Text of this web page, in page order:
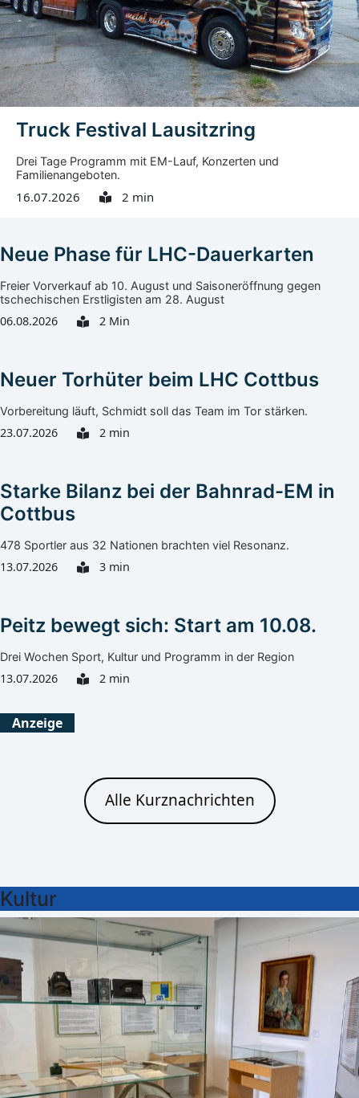
Reanimationspuppe kann die Herz-Druck-Massage
geübt oder aufgefrischt werden. Für Kinder gibt es ein...
Truck Festival Lausitzring
Drei Tage Programm mit EM-Lauf, Konzerten und
Familienangeboten.
16.07.2026 2 min
Neue Phase für LHC-Dauerkarten
Freier Vorverkauf ab 10. August und Saisoneröffnung gegen
tschechischen Erstligisten am 28. August
06.08.2026 2 Min
Neuer Torhüter beim LHC Cottbus
Vorbereitung läuft, Schmidt soll das Team im Tor stärken.
23.07.2026 2 min
Starke Bilanz bei der Bahnrad-EM in
Cottbus
478 Sportler aus 32 Nationen brachten viel Resonanz.
13.07.2026 3 min
Peitz bewegt sich: Start am 10.08.
Drei Wochen Sport, Kultur und Programm in der Region
13.07.2026 2 min
Anzeige
Alle Kurznachrichten
Kultur